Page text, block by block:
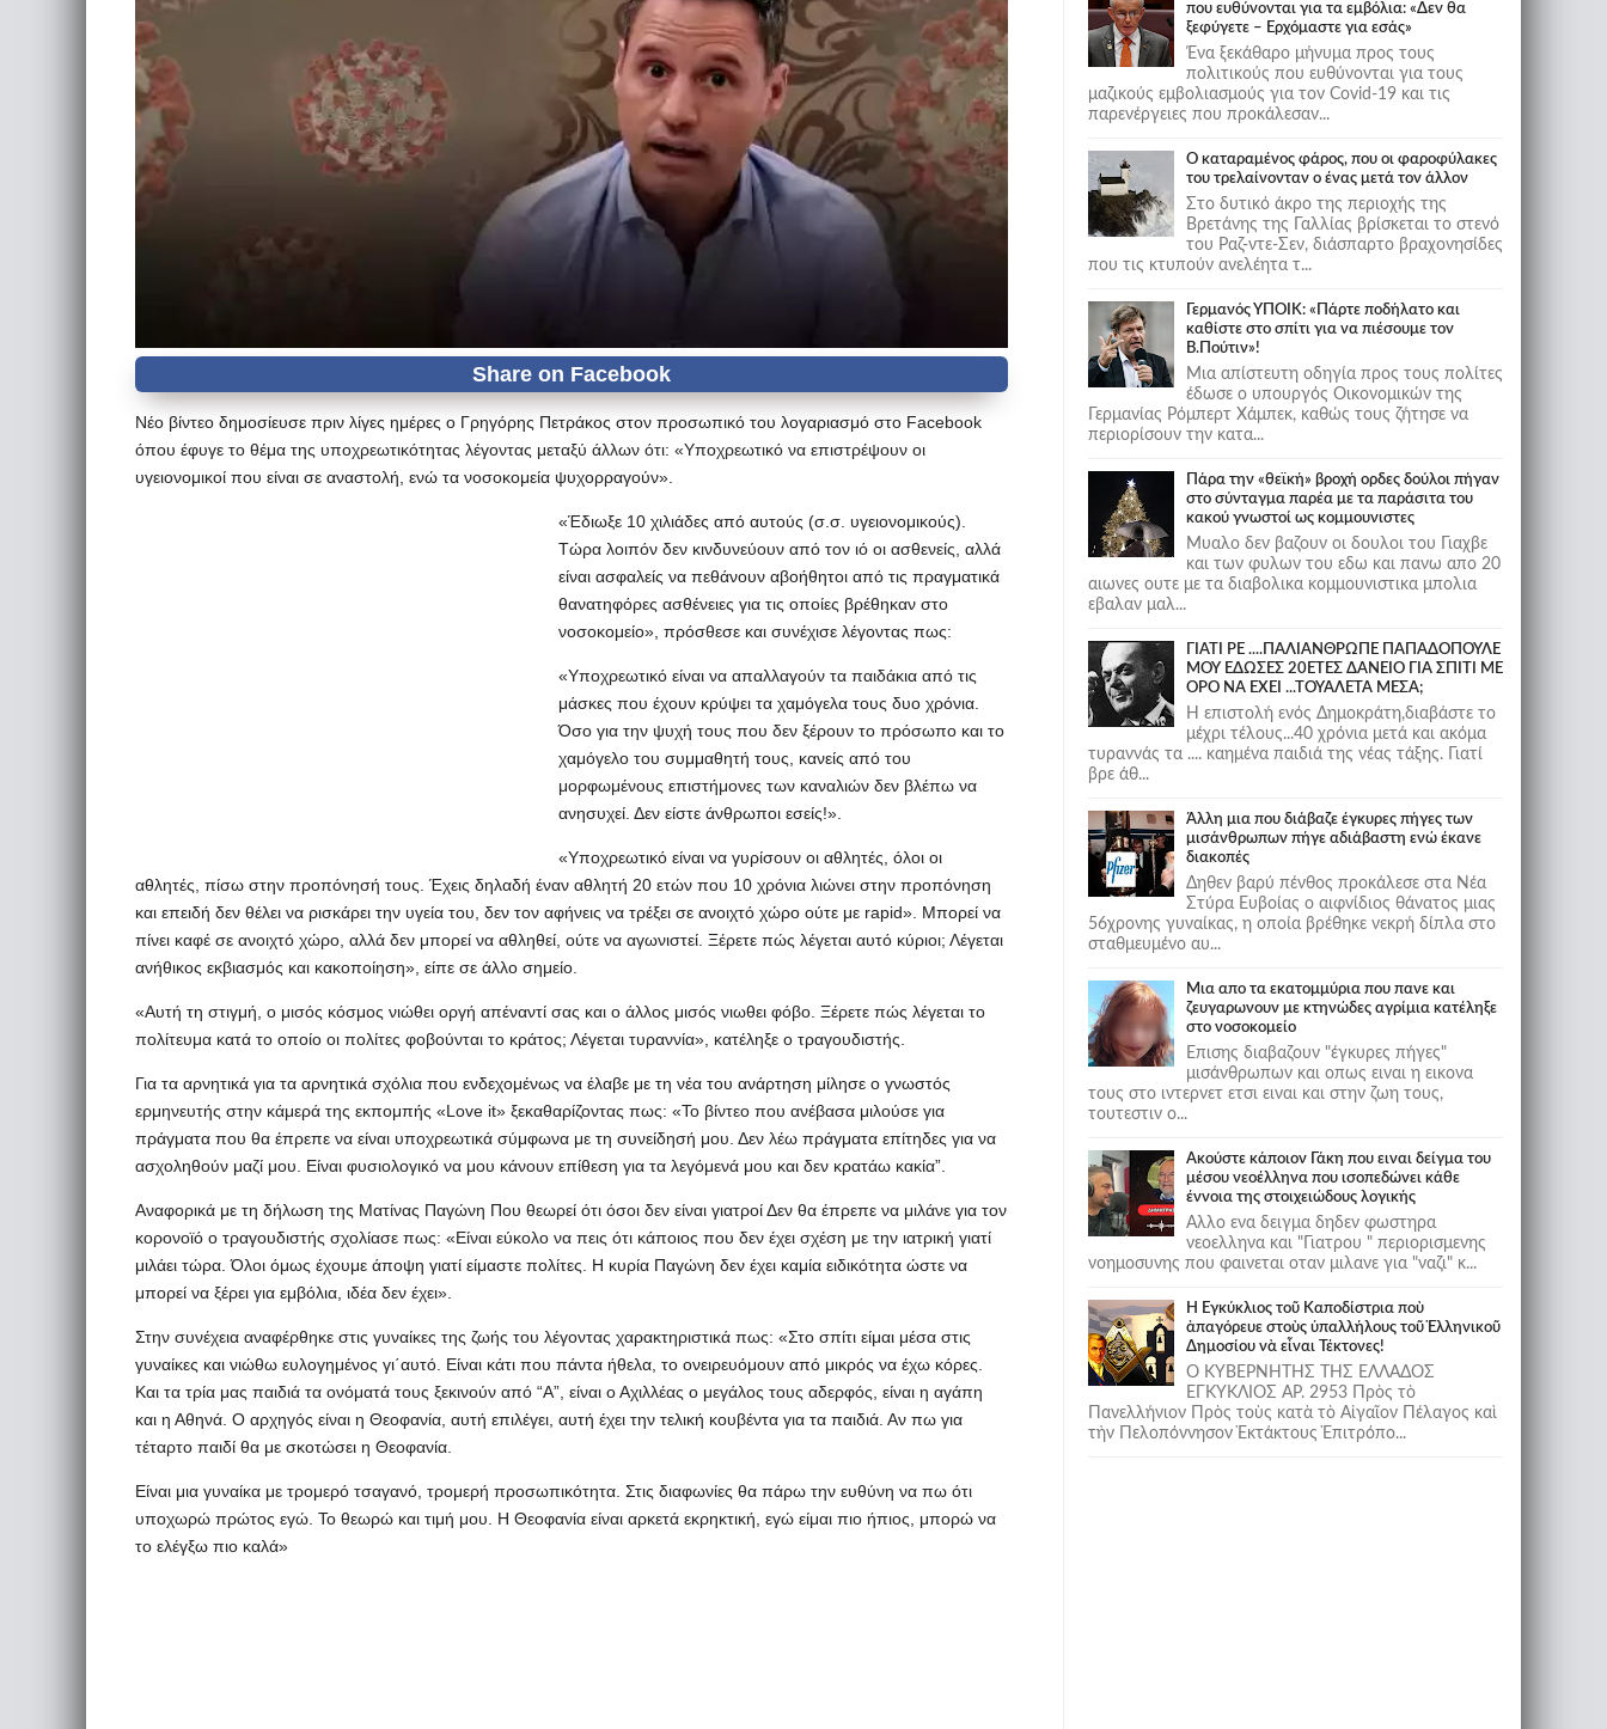
Νέο βίντεο δημοσίευσε πριν λίγες ημέρες ο Γρηγόρης Πετράκος στον προσωπικό του λογαριασμό στο Facebook
όπου έφυγε το θέμα της υποχρεωτικότητας λέγοντας μεταξύ άλλων ότι: «Yποχρεωτικό να επιστρέψουν οι
υγειονομικοί που είναι σε αναστολή, ενώ τα νοσοκομεία ψυχορραγούν».
«Έδιωξε 10 χιλιάδες από αυτούς (σ.σ. υγειονομικούς).
Τώρα λοιπόν δεν κινδυνεύουν από τον ιό οι ασθενείς, αλλά
είναι ασφαλείς να πεθάνουν αβοήθητοι από τις πραγματικά
θανατηφόρες ασθένειες για τις οποίες βρέθηκαν στο
νοσοκομείο», πρόσθεσε και συνέχισε λέγοντας πως:
«Υποχρεωτικό είναι να απαλλαγούν τα παιδάκια από τις
μάσκες που έχουν κρύψει τα χαμόγελα τους δυο χρόνια.
Όσο για την ψυχή τους που δεν ξέρουν το πρόσωπο και το
χαμόγελο του συμμαθητή τους, κανείς από του
μορφωμένους επιστήμονες των καναλιών δεν βλέπω να
ανησυχεί. Δεν είστε άνθρωποι εσείς!».
«Υποχρεωτικό είναι να γυρίσουν οι αθλητές, όλοι οι
αθλητές, πίσω στην προπόνησή τους. Έχεις δηλαδή έναν αθλητή 20 ετών που 10 χρόνια λιώνει στην προπόνηση
και επειδή δεν θέλει να ρισκάρει την υγεία του, δεν τον αφήνεις να τρέξει σε ανοιχτό χώρο ούτε με rapid». Μπορεί να
πίνει καφέ σε ανοιχτό χώρο, αλλά δεν μπορεί να αθληθεί, ούτε να αγωνιστεί. Ξέρετε πώς λέγεται αυτό κύριοι; Λέγεται
ανήθικος εκβιασμός και κακοποίηση», είπε σε άλλο σημείο.
«Αυτή τη στιγμή, ο μισός κόσμος νιώθει οργή απέναντί σας και ο άλλος μισός νιωθει φόβο. Ξέρετε πώς λέγεται το
πολίτευμα κατά το οποίο οι πολίτες φοβούνται το κράτος; Λέγεται τυραννία», κατέληξε ο τραγουδιστής.
Για τα αρνητικά για τα αρνητικά σχόλια που ενδεχομένως να έλαβε με τη νέα του ανάρτηση μίλησε ο γνωστός
ερμηνευτής στην κάμερά της εκπομπής «Love it» ξεκαθαρίζοντας πως: «Το βίντεο που ανέβασα μιλούσε για
πράγματα που θα έπρεπε να είναι υποχρεωτικά σύμφωνα με τη συνείδησή μου. Δεν λέω πράγματα επίτηδες για να
ασχοληθούν μαζί μου. Είναι φυσιολογικό να μου κάνουν επίθεση για τα λεγόμενά μου και δεν κρατάω κακία”.
Αναφορικά με τη δήλωση της Ματίνας Παγώνη Που θεωρεί ότι όσοι δεν είναι γιατροί Δεν θα έπρεπε να μιλάνε για τον
κορονοϊό ο τραγουδιστής σχολίασε πως: «Είναι εύκολο να πεις ότι κάποιος που δεν έχει σχέση με την ιατρική γιατί
μιλάει τώρα. Όλοι όμως έχουμε άποψη γιατί είμαστε πολίτες. Η κυρία Παγώνη δεν έχει καμία ειδικότητα ώστε να
μπορεί να ξέρει για εμβόλια, ιδέα δεν έχει».
Στην συνέχεια αναφέρθηκε στις γυναίκες της ζωής του λέγοντας χαρακτηριστικά πως: «Στο σπίτι είμαι μέσα στις
γυναίκες και νιώθω ευλογημένος γι΄αυτό. Είναι κάτι που πάντα ήθελα, το ονειρευόμουν από μικρός να έχω κόρες.
Και τα τρία μας παιδιά τα ονόματά τους ξεκινούν από “Α”, είναι ο Αχιλλέας ο μεγάλος τους αδερφός, είναι η αγάπη
και η Αθηνά. Ο αρχηγός είναι η Θεοφανία, αυτή επιλέγει, αυτή έχει την τελική κουβέντα για τα παιδιά. Αν πω για
τέταρτο παιδί θα με σκοτώσει η Θεοφανία.
Είναι μια γυναίκα με τρομερό τσαγανό, τρομερή προσωπικότητα. Στις διαφωνίες θα πάρω την ευθύνη να πω ότι
υποχωρώ πρώτος εγώ. Το θεωρώ και τιμή μου. Η Θεοφανία είναι αρκετά εκρηκτική, εγώ είμαι πιο ήπιος, μπορώ να
το ελέγξω πιο καλά»
που ευθύνονται για τα εμβόλια: «Δεν θα
ξεφύγετε – Ερχόμαστε για εσάς»
Ένα ξεκάθαρο μήνυμα προς τους
πολιτικούς που ευθύνονται για τους
μαζικούς εμβολιασμούς για τον Covid-19 και τις
παρενέργειες που προκάλεσαν...
Ο καταραμένος φάρος, που οι φαροφύλακες
του τρελαίνονταν ο ένας μετά τον άλλον
Στο δυτικό άκρο της περιοχής της
Βρετάνης της Γαλλίας βρίσκεται το στενό
του Ραζ-ντε-Σεν, διάσπαρτο βραχονησίδες
που τις κτυπούν ανελέητα τ...
Γερμανός ΥΠΟΙΚ: «Πάρτε ποδήλατο και
καθίστε στο σπίτι για να πιέσουμε τον
Β.Πούτιν»!
Μια απίστευτη οδηγία προς τους πολίτες
έδωσε ο υπουργός Οικονομικών της
Γερμανίας Ρόμπερτ Χάμπεκ, καθώς τους ζήτησε να
περιορίσουν την κατα...
Πάρα την «θεϊκή» βροχή ορδες δούλοι πήγαν
στο σύνταγμα παρέα με τα παράσιτα του
κακού γνωστοί ως κομμουνιστες
Μυαλο δεν βαζουν οι δουλοι του Γιαχβε
και των φυλων του εδω και πανω απο 20
αιωνες ουτε με τα διαβολικα κομμουνιστικα μπολια
εβαλαν μαλ...
ΓΙΑΤΙ ΡΕ ....ΠΑΛΙΑΝΘΡΩΠΕ ΠΑΠΑΔΟΠΟΥΛΕ
ΜΟΥ ΕΔΩΣΕΣ 20ΕΤΕΣ ΔΑΝΕΙΟ ΓΙΑ ΣΠΙΤΙ ΜΕ
ΟΡΟ ΝΑ ΕΧΕΙ ...ΤΟΥΑΛΕΤΑ ΜΕΣΑ;
Η επιστολή ενός Δημοκράτη,διαβάστε το
μέχρι τέλους...40 χρόνια μετά και ακόμα
τυραννάς τα .... καημένα παιδιά της νέας τάξης. Γιατί
βρε άθ...
Άλλη μια που διάβαζε έγκυρες πήγες των
μισάνθρωπων πήγε αδιάβαστη ενώ έκανε
διακοπές
Δηθεν βαρύ πένθος προκάλεσε στα Νέα
Στύρα Ευβοίας ο αιφνίδιος θάνατος μιας
56χρονης γυναίκας, η οποία βρέθηκε νεκρή δίπλα στο
σταθμευμένο αυ...
Μια απο τα εκατομμύρια που πανε και
ζευγαρωνουν με κτηνώδες αγρίμια κατέληξε
στο νοσοκομείο
Επισης διαβαζουν "έγκυρες πήγες"
μισάνθρωπων και οπως ειναι η εικονα
τους στο ιντερνετ ετσι ειναι και στην ζωη τους,
τουτεστιν ο...
Ακούστε κάποιον Γάκη που ειναι δείγμα του
μέσου νεοέλληνα που ισοπεδώνει κάθε
έννοια της στοιχειώδους λογικής
Αλλο ενα δειγμα δηδεν φωστηρα
νεοελληνα και "Γιατρου " περιορισμενης
νοημοσυνης που φαινεται οταν μιλανε για "ναζι" κ...
Ἡ Ἐγκύκλιος τοῦ Καποδίστρια ποὺ
ἀπαγόρευε στοὺς ὑπαλλήλους τοῦ Ἑλληνικοῦ
Δημοσίου νὰ εἶναι Τέκτονες!
Ο ΚΥΒΕΡΝΗΤΗΣ ΤΗΣ ΕΛΛΑΔΟΣ
ΕΓΚΥΚΛΙΟΣ ΑΡ. 2953 Πρὸς τὸ
Πανελλήνιον Πρὸς τοὺς κατὰ τὸ Αἰγαῖον Πέλαγος καὶ
τὴν Πελοπόννησον Ἐκτάκτους Ἐπιτρόπο...